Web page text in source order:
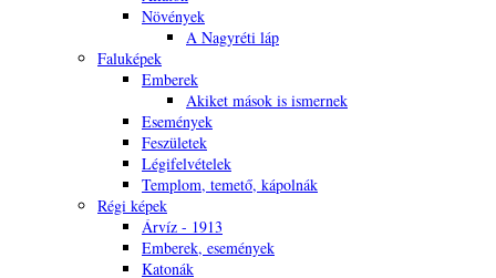
Növények
A Nagyréti láp
Faluképek
Emberek
Akiket mások is ismernek
Események
Feszületek
Légifelvételek
Templom, temető, kápolnák
Régi képek
Árvíz - 1913
Emberek, események
Katonák